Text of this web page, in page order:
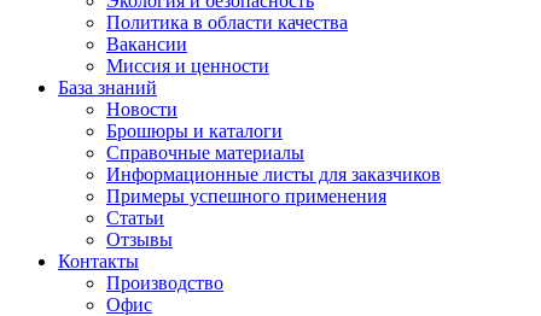
Политика в области качества
Вакансии
Миссия и ценности
База знаний
Новости
Брошюры и каталоги
Справочные материалы
Информационные листы для заказчиков
Примеры успешного применения
Статьи
Отзывы
Контакты
Производство
Офис